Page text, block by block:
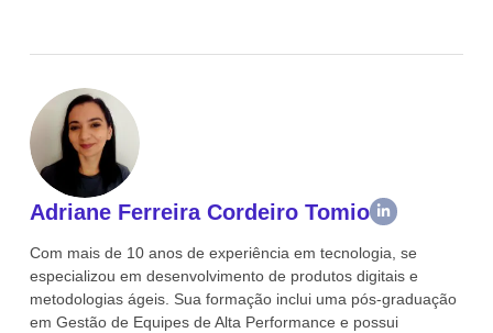
Adriane Ferreira Cordeiro Tomio
Com mais de 10 anos de experiência em tecnologia, se
especializou em desenvolvimento de produtos digitais e
metodologias ágeis. Sua formação inclui uma pós-graduação
em Gestão de Equipes de Alta Performance e possui